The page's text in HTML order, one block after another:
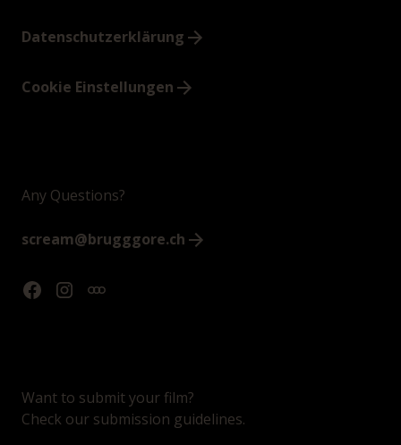
Datenschutzerklärung
Cookie Einstellungen
Any Questions?
scream@brugggore.ch
Want to submit your film?
Check our submission guidelines.